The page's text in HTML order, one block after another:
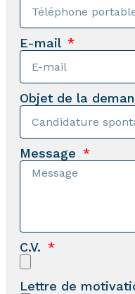
E-mail
Objet de la
Message
C.V.
Lettre de